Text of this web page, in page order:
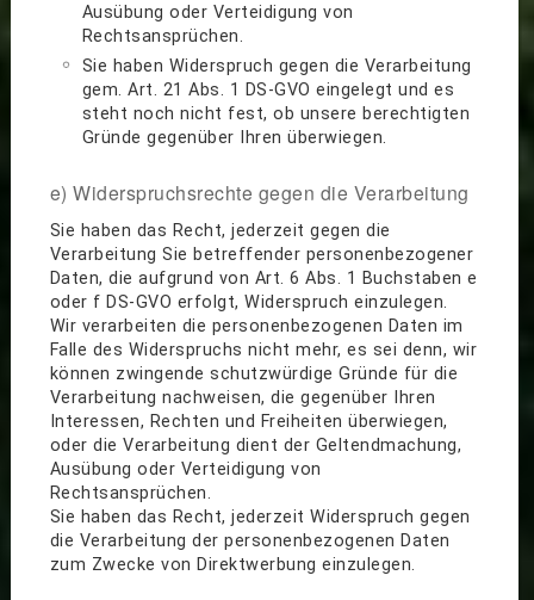
Ausübung oder Verteidigung von
Rechtsansprüchen.
Sie haben Widerspruch gegen die Verarbeitung
gem. Art. 21 Abs. 1 DS-GVO eingelegt und es
steht noch nicht fest, ob unsere berechtigten
Gründe gegenüber Ihren überwiegen.
e) Widerspruchsrechte gegen die Verarbeitung
Sie haben das Recht, jederzeit gegen die
Verarbeitung Sie betreffender personenbezogener
Daten, die aufgrund von Art. 6 Abs. 1 Buchstaben e
oder f DS-GVO erfolgt, Widerspruch einzulegen.
Wir verarbeiten die personenbezogenen Daten im
Falle des Widerspruchs nicht mehr, es sei denn, wir
können zwingende schutzwürdige Gründe für die
Verarbeitung nachweisen, die gegenüber Ihren
Interessen, Rechten und Freiheiten überwiegen,
oder die Verarbeitung dient der Geltendmachung,
Ausübung oder Verteidigung von
Rechtsansprüchen.
Sie haben das Recht, jederzeit Widerspruch gegen
die Verarbeitung der personenbezogenen Daten
zum Zwecke von Direktwerbung einzulegen.